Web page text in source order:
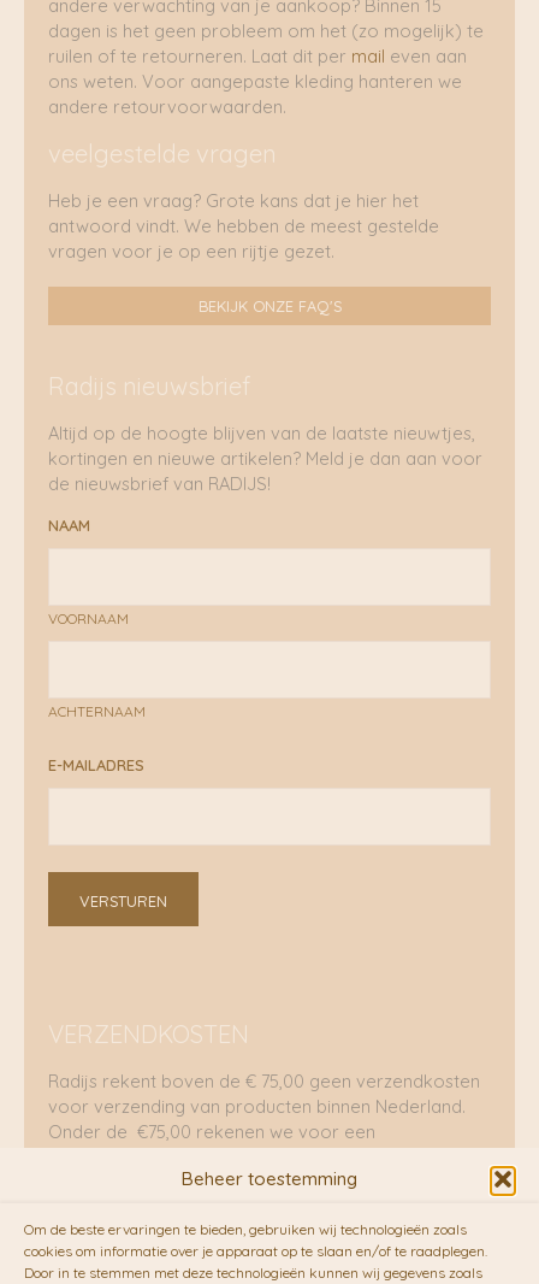
Beheer toestemming
Om de beste ervaringen te bieden, gebruiken wij technologieën zoals
cookies om informatie over je apparaat op te slaan en/of te raadplegen.
Door in te stemmen met deze technologieën kunnen wij gegevens zoals
andere verwachting van je aankoop? Binnen 15
dagen is het geen probleem om het (zo mogelijk) te
ruilen of te retourneren. Laat dit per mail even aan
ons weten. Voor aangepaste kleding hanteren we
andere retourvoorwaarden.
veelgestelde vragen
Heb je een vraag? Grote kans dat je hier het
antwoord vindt. We hebben de meest gestelde
vragen voor je op een rijtje gezet.
BEKIJK ONZE FAQ'S
Radijs nieuwsbrief
Altijd op de hoogte blijven van de laatste nieuwtjes,
kortingen en nieuwe artikelen? Meld je dan aan voor
de nieuwsbrief van RADIJS!
NAAM
VOORNAAM
ACHTERNAAM
E-MAILADRES
VERSTUREN
VERZENDKOSTEN
Radijs rekent boven de € 75,00 geen verzendkosten
voor verzending van producten binnen Nederland.
Onder de €75,00 rekenen we voor een
RADIJS werkt samen met de duurzame bezorgdienst
vanFietskoeriers.nl. Pakketten (mits voorradig) voor